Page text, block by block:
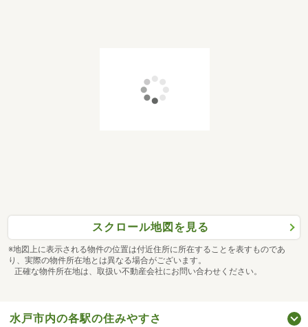
スクロール地図を見る
※地図上に表示される物件の位置は付近住所に所在することを表すものであ
り、実際の物件所在地とは異なる場合がございます。
正確な物件所在地は、取扱い不動産会社にお問い合わせください。
水戸市内の各駅の住みやすさ